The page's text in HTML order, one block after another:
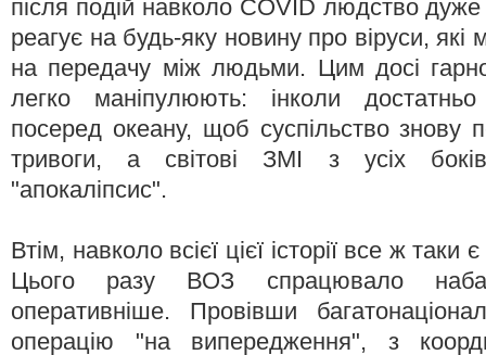
після подій навколо COVID людство
реагує на будь-яку новину про віруси, які
на передачу між людьми. Цим досі
легко маніпулюють: інколи
посеред океану, щоб суспільство
тривоги, а світові ЗМІ з усіх
"апокаліпсис".
Втім, навколо всієї цієї історії все ж таки
Цього разу ВОЗ спрацювало
оперативніше. Провівши
операцію "на випередження", з